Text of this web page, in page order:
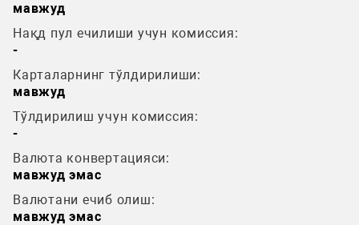
мавжуд
Нақд пул ечилиши учун комиссия:
-
Карталарнинг тўлдирилиши:
мавжуд
Тўлдирилиш учун комиссия:
-
Валюта конвертацияси:
мавжуд эмас
Валютани ечиб олиш:
мавжуд эмас